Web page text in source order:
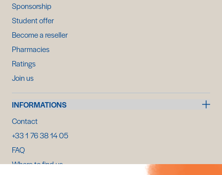
Sponsorship
Student offer
Become a reseller
Pharmacies
Ratings
Join us
INFORMATIONS
Contact
+33 1 76 38 14 05
FAQ
Where to find us